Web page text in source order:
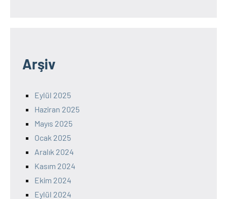
Arşiv
Eylül 2025
Haziran 2025
Mayıs 2025
Ocak 2025
Aralık 2024
Kasım 2024
Ekim 2024
Eylül 2024